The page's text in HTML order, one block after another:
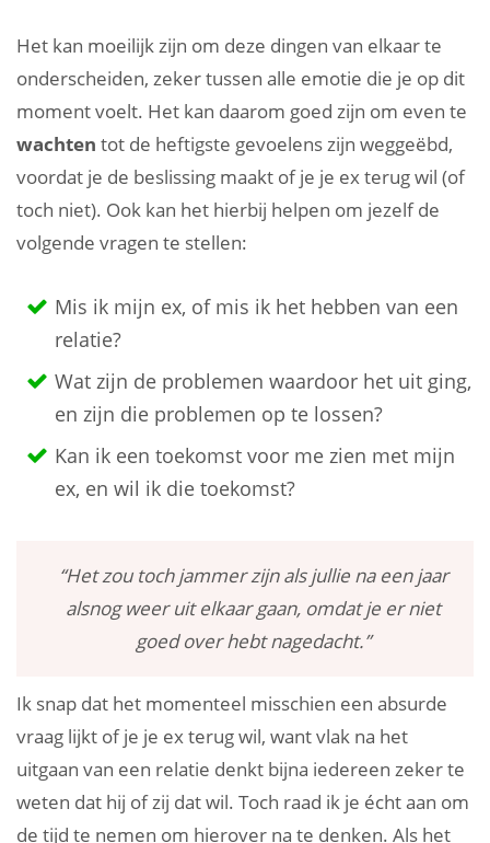
Het kan moeilijk zijn om deze dingen van elkaar te
onderscheiden, zeker tussen alle emotie die je op dit
moment voelt. Het kan daarom goed zijn om even te
wachten tot de heftigste gevoelens zijn weggeëbd,
voordat je de beslissing maakt of je je ex terug wil (of
toch niet). Ook kan het hierbij helpen om jezelf de
volgende vragen te stellen:
Mis ik mijn ex, of mis ik het hebben van een
relatie?
Wat zijn de problemen waardoor het uit ging,
en zijn die problemen op te lossen?
Kan ik een toekomst voor me zien met mijn
ex, en wil ik die toekomst?
“Het zou toch jammer zijn als jullie na een jaar
alsnog weer uit elkaar gaan, omdat je er niet
goed over hebt nagedacht.”
Ik snap dat het momenteel misschien een absurde
vraag lijkt of je je ex terug wil, want vlak na het
uitgaan van een relatie denkt bijna iedereen zeker te
weten dat hij of zij dat wil. Toch raad ik je écht aan om
de tijd te nemen om hierover na te denken. Als het